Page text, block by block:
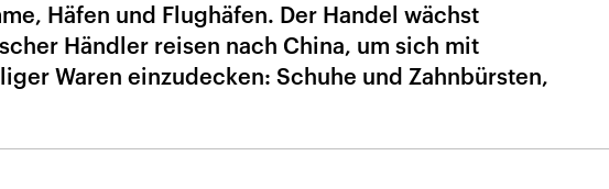
Häfen und Flughäfen. Der Handel wächst
Händler reisen nach China, um sich mit
Waren einzudecken: Schuhe und Zahnbürsten,